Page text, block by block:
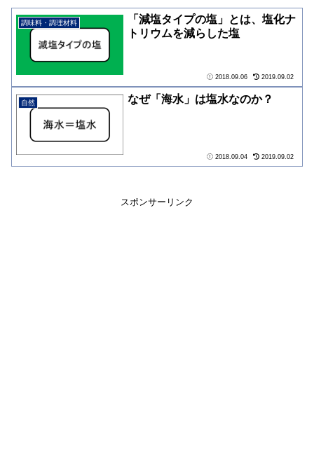
調味料・調理材料
「減塩タイプの塩」とは、塩化ナ
トリウムを減らした塩
2018.09.06 2019.09.02
自然 なぜ「海水」は塩水なのか？
2018.09.04 2019.09.02
スポンサーリンク